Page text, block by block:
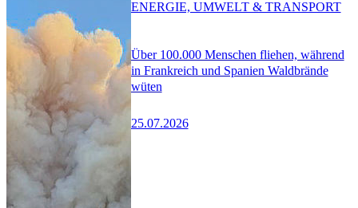
Über 100.000 Menschen fliehen, während
in Frankreich und Spanien Waldbrände
wüten
25.07.2026
ENERGIE, UMWELT & TRANSPORT